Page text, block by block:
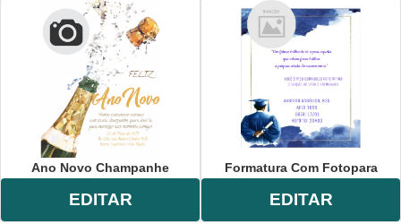
Ano Novo Champanhe
EDITAR
Formatura Com Fotopara
EDITAR